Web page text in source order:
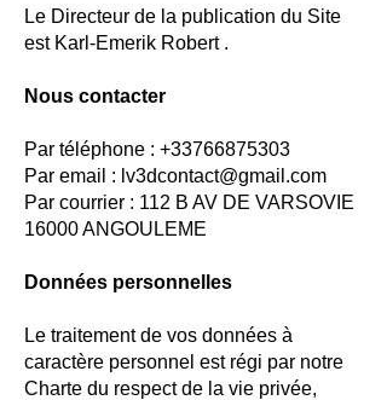
Le Directeur de la publication du Site
est Karl-Emerik Robert .
Nous contacter
Par téléphone : +33766875303
Par email : lv3dcontact@gmail.com
Par courrier : 112 B AV DE VARSOVIE
16000 ANGOULEME
Données personnelles
Le traitement de vos données à
caractère personnel est régi par notre
Charte du respect de la vie privée,